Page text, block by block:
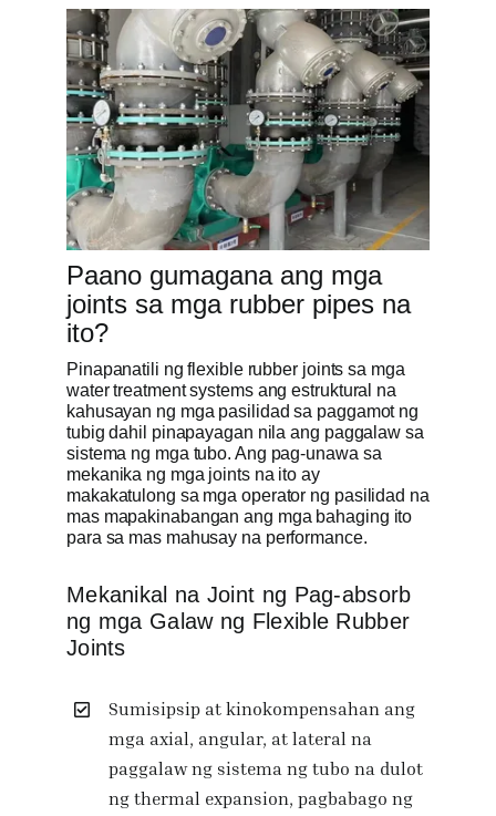
Paano gumagana ang mga
joints sa mga rubber pipes na
ito?
Pinapanatili ng flexible rubber joints sa mga
water treatment systems ang estruktural na
kahusayan ng mga pasilidad sa paggamot ng
tubig dahil pinapayagan nila ang paggalaw sa
sistema ng mga tubo. Ang pag-unawa sa
mekanika ng mga joints na ito ay
makakatulong sa mga operator ng pasilidad na
mas mapakinabangan ang mga bahaging ito
para sa mas mahusay na performance.
Mekanikal na Joint ng Pag-absorb
ng mga Galaw ng Flexible Rubber
Joints
Sumisipsip at kinokompensahan ang
mga axial, angular, at lateral na
paggalaw ng sistema ng tubo na dulot
ng thermal expansion, pagbabago ng